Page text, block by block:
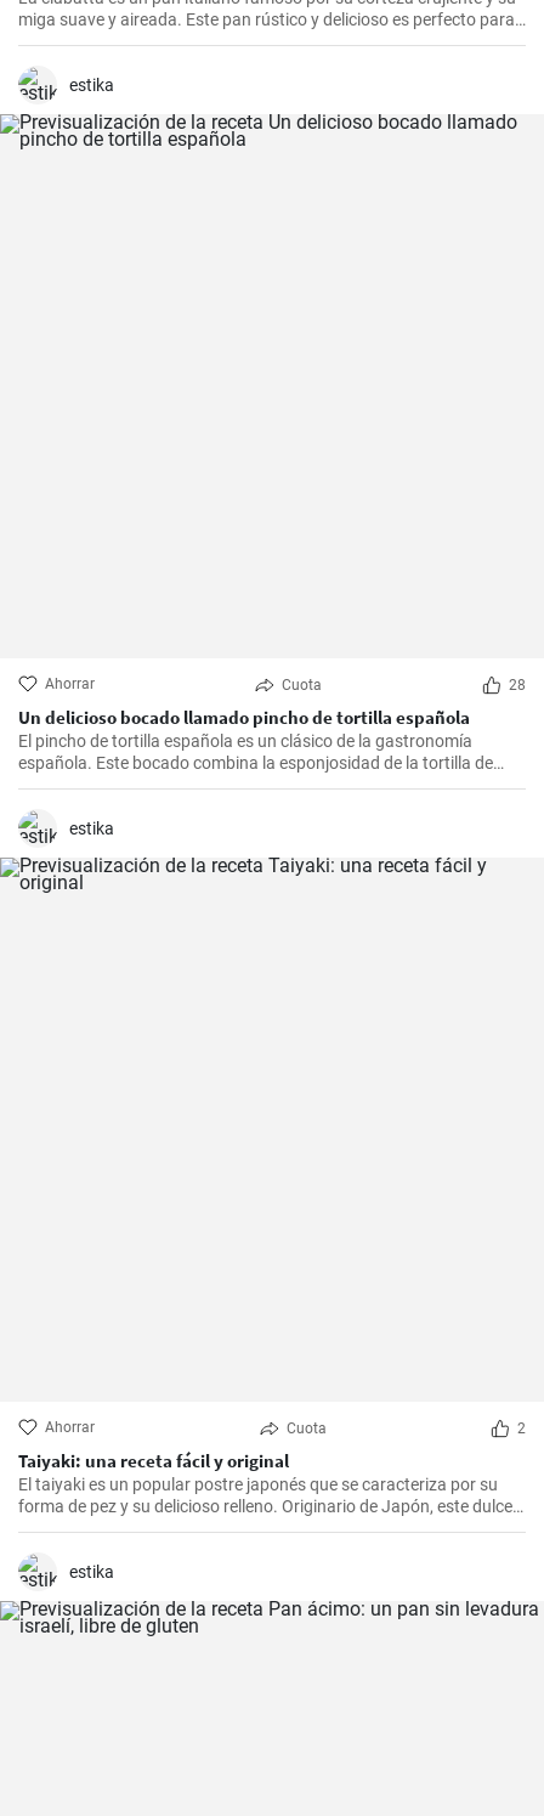
miga suave y aireada. Este pan rústico y delicioso es perfecto para
acompañar comidas, hacer sándwiches o simplemente disfrutarlo
con un poco de aceite de oliva y sal.
estika
Ahorrar Cuota 28
Un delicioso bocado llamado pincho de tortilla española
El pincho de tortilla española es un clásico de la gastronomía
española. Este bocado combina la esponjosidad de la tortilla de
patatas con la practicidad de un pincho, convirtiéndolo en una
opción perfecta para una reunión informal o ocasión especial.
estika
Ahorrar Cuota 2
Taiyaki: una receta fácil y original
El taiyaki es un popular postre japonés que se caracteriza por su
forma de pez y su delicioso relleno. Originario de Japón, este dulce
ha ganado popularidad en todo el mundo debido a su sabor único y
su presentación encantadora.
estika